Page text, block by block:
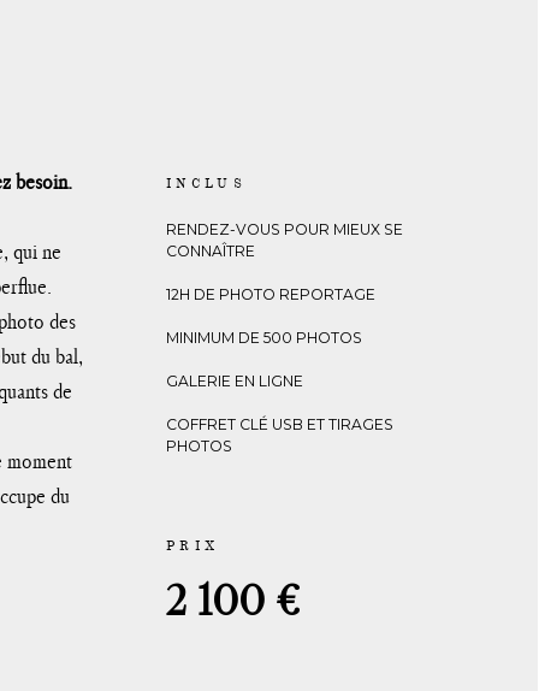
besoin.
qui ne
des
du bal,
de
moment
du
INCLUS
RENDEZ-VOUS POUR MIEUX SE
CONNAÎTRE
12H DE PHOTO REPORTAGE
MINIMUM DE 500 PHOTOS
GALERIE EN LIGNE
COFFRET CLÉ USB ET TIRAGES
PHOTOS
T
PRIX
2 100 €